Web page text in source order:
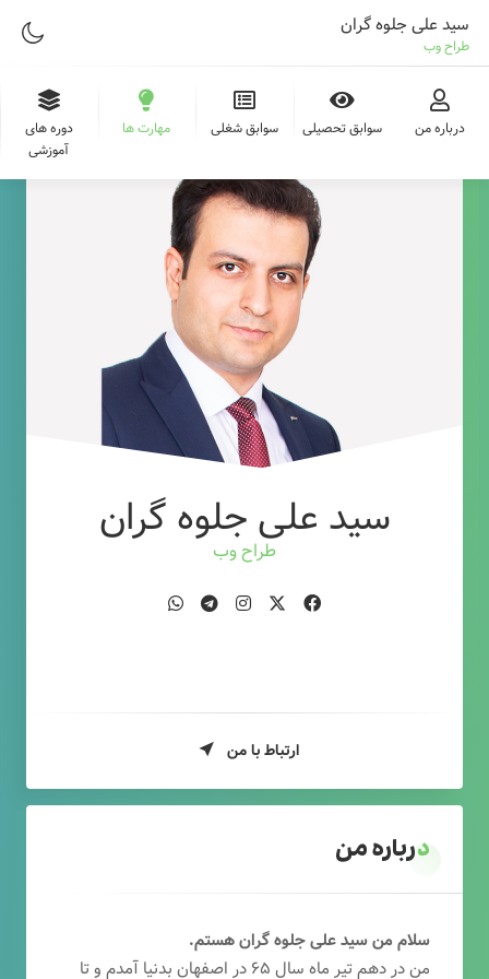
سید علی جلوه گران
طراح وب
درباره من سوابق تحصیلی سوابق شغلی مهارت ها
دوره های
آموزشی
سید علی جلوه گران
طراح وب
ارتباط با من
درباره من
سلام من سید علی جلوه گران هستم.
من در دهم تیر ماه سال ۶۵ در اصفهان بدنیا آمدم و تا